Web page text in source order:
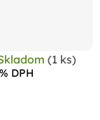
DPH
(1 ks)